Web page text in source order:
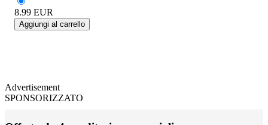
8.99 EUR
Aggiungi al carrello
Advertisement
SPONSORIZZATO